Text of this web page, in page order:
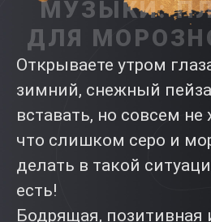
МУЗЫКИ:
ДЛЯ
Открываете утром
зимний, снежный
вставать, но совсем не
что слишком серо и
делать в такой
есть!
Бодрящая, позитивная